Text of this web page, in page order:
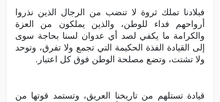
فبلادنا تملك ثروة لا تنضب من الرجال الذين نذروا
أرواحهم فداء للوطن، والذين يملكون من العزة
والكرامة ما يكفي لصد أي عدوان لسنا بحاجة سوى
إلى القيادة الفذة الحكيمة التي تجمع ولا تفرق، وتوحد
ولا تشتت، وتضع مصلحة الوطن فوق كل اعتبار.
قيادة تستلهم من تاريخنا العريق، وتستمد قوتها من